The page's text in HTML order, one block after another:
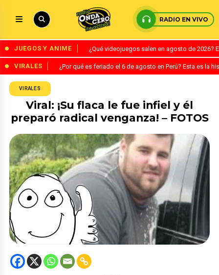
RADIO EN VIVO
JUEGOS Y ANIME ¿Qué videojuegos salen en agosto de
VIRALES ¿Por qué es feriado el 6 de agosto en Perú? Esta es la
VIRALES
Viral: ¡Su flaca le fue infiel y él
preparó radical venganza! – FOTOS